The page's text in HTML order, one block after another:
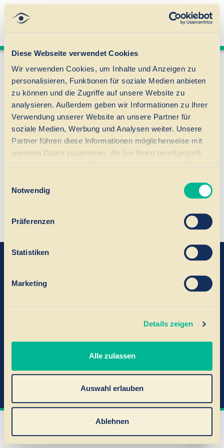
Diese Webseite verwendet Cookies
Wir verwenden Cookies, um Inhalte und Anzeigen zu
personalisieren, Funktionen für soziale Medien anbieten
zu können und die Zugriffe auf unsere Website zu
analysieren. Außerdem geben wir Informationen zu Ihrer
Verwendung unserer Website an unsere Partner für
soziale Medien, Werbung und Analysen weiter. Unsere
Partner führen diese Informationen möglicherweise mit
weiteren Daten zusammen, die Sie ihnen bereitgestellt
Notwendig
Präferenzen
Statistiken
Marketing
Details zeigen
Alle zulassen
Auswahl erlauben
Ablehnen
WHATSAPP ANRUFEN TERMIN
Welche Vorteile bietet der
Nanolaser?
Der Nanolaser arbeitet mit höchster Präzision und
wichtige Operationsschritte automatisiert
, die Belastung für das Auge reduziert und
die Grundlage für eine schnelle Erholung geschaffen.
© 2025 Augenlaser-Zentrum Düsseldorf
Urheberrecht